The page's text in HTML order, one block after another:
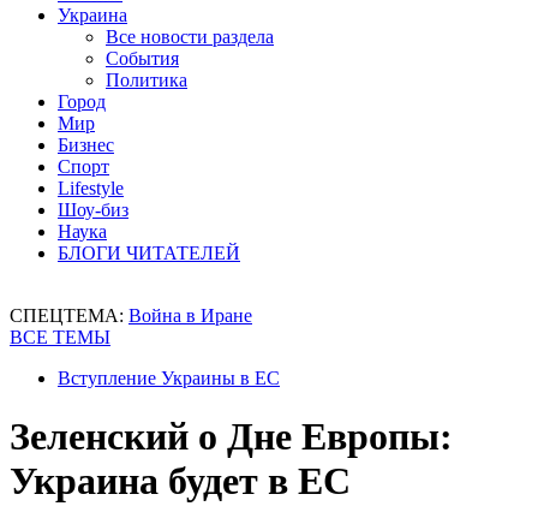
Украина
Все новости раздела
События
Политика
Город
Мир
Бизнес
Спорт
Lifestyle
Шоу-биз
Наука
БЛОГИ ЧИТАТЕЛЕЙ
СПЕЦТЕМА: Война в Иране
ВСЕ ТЕМЫ
Вступление Украины в ЕС
Зеленский о Дне Европы:
Украина будет в ЕС